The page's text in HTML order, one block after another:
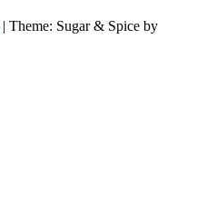
| Theme: Sugar & Spice by